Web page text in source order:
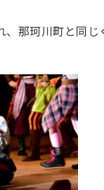
那珂川町と同じ